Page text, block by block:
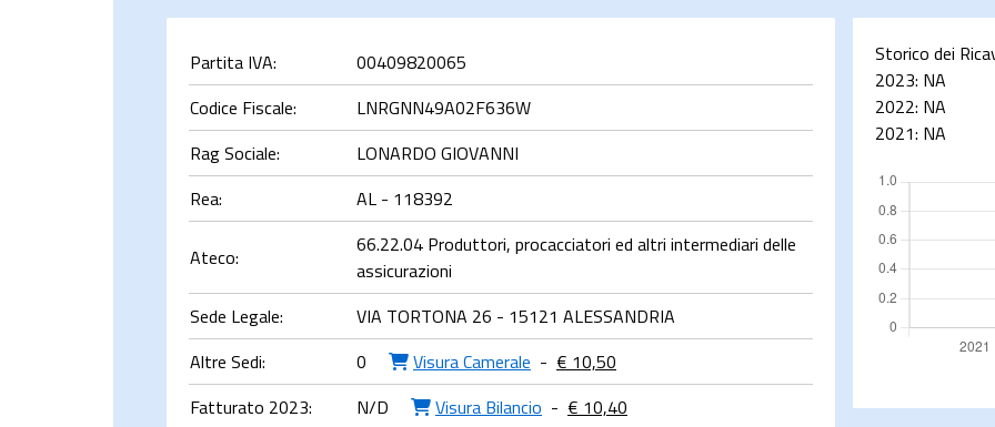
Partita IVA:
00409820065
Codice Fiscale:
LNRGNN49A02F636W
Rag Sociale:
LONARDO GIOVANNI
Rea:
AL - 118392
Ateco:
66.22.04 Produttori, procacciatori ed altri intermediari delle
assicurazioni
Sede Legale:
VIA TORTONA 26 - 15121 ALESSANDRIA
Altre Sedi:
0 Visura Camerale - € 10,50
Fatturato 2023:
N/D Visura Bilancio - € 10,40
Storico dei
2023: NA
2022: NA
2021: NA